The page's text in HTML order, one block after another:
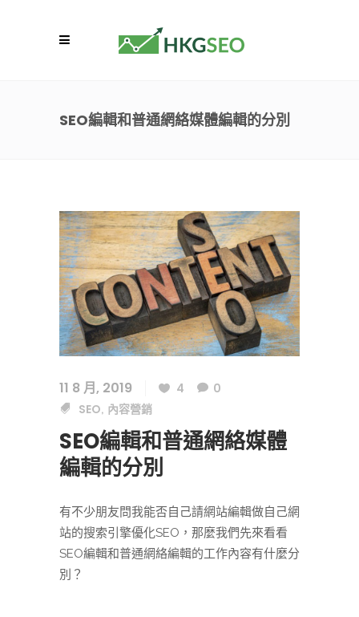
SEO編輯和普通網絡媒體編輯的分別
11 8 月, 2019 4
0
SEO, 內容營銷
SEO編輯和普通網絡媒體
編輯的分別
有不少朋友問我能否自己請網站編輯做自己網
站的搜索引擎優化SEO，那麼我們先來看看
SEO編輯和普通網絡編輯的工作內容有什麼分
別？